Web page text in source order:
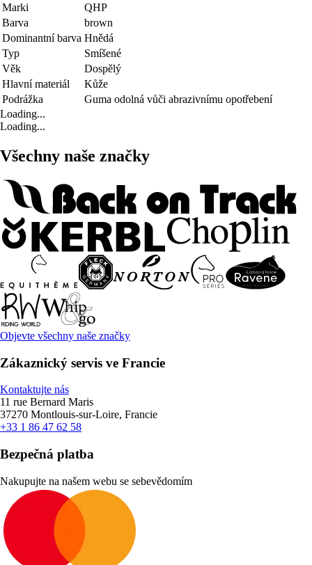
Marki
QHP
Barva
brown
Dominantní barva Hnědá
Typ
Smíšené
Věk
Dospělý
Hlavní materiál
Kůže
Podrážka
Guma odolná vůči abrazivnímu opotřebení
Loading...
Loading...
Všechny naše značky
Objevte všechny naše značky
Zákaznický servis ve Francie
Kontaktujte nás
11 rue Bernard Maris
37270 Montlouis-sur-Loire, Francie
+33 1 86 47 62 58
Bezpečná platba
Nakupujte na našem webu se sebevědomím